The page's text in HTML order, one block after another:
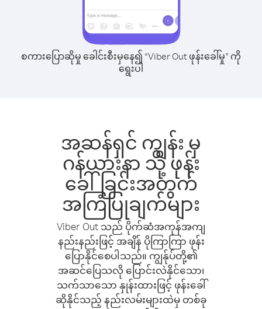
စကားပြောဆိုမှု ခေါင်းစီးမှနေ၍ “Viber Out ဖုန်းခေါ်မှု” ကို
ရွေးပါ
အဆန်ရှင် ကျွန်း မှ
ဂန်ယားနာ သို့ ဖုန်း
ခေါ်ခြင်းအတွက်
အကြံပြုချက်များ
Viber Out သည် ပိုက်ဆံအကုန်အကျ
နည်းနည်းဖြင့် အချိန် ပိုကြာကြာ ဖုန်း
ပြောနိုင်စေပါသည်။ ကျွန်ုပ်တို့၏
အဆင်ပြေသလို ပြောင်းလဲနိုင်သော၊
သက်သာသော နှုန်းထားဖြင့် ဖုန်းခေါ်
ဆိုနိုင်သည့် နည်းလမ်းများထဲမှ တစ်ခု